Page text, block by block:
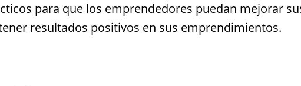
para que los emprendedores puedan mejorar
resultados positivos en sus emprendimientos.